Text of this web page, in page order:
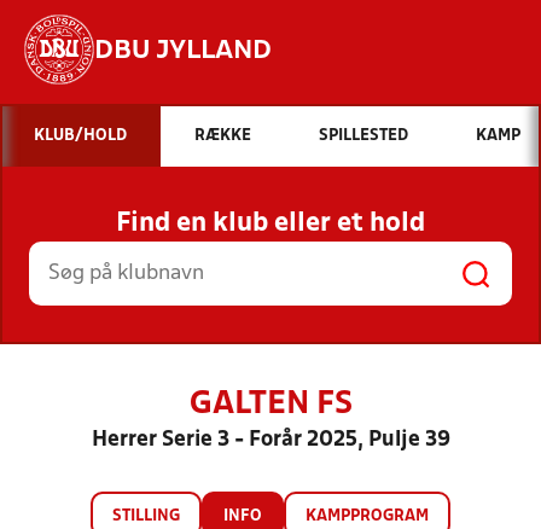
DBU JYLLAND
Hvad vil du søge efter?
INDHOLD OG NYHEDER
STILLINGER, RESULTATER, KLUBBER OG
HOLD
KLUB/HOLD RÆKKE SPILLESTED KAMP
Find en klub eller et hold
GALTEN FS
Herrer Serie 3 - Forår 2025, Pulje 39
STILLING INFO KAMPPROGRAM